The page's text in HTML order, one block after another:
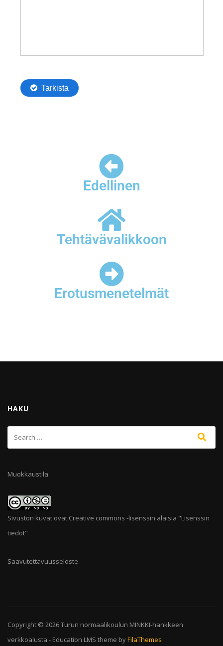
Edellinen
Tehtävävalikkoon
Erotusmenetelmät
HAKU
Muokkaustila
Sivuston kuvat ovat Creative commons -lisenssin alaisia "Lisenssin
tiedot"
Saavutettavuusseloste
Copyright © 2026Turun normaalikoulun MINKKI-hankkeen
verkkoalusta - Education LMS theme byFilaThemes